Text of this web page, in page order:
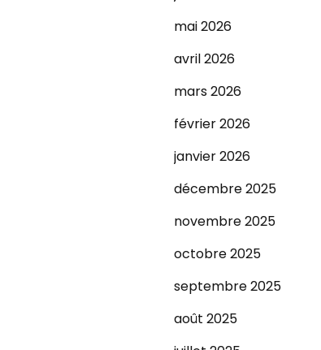
mai 2026
avril 2026
mars 2026
février 2026
janvier 2026
décembre 2025
novembre 2025
octobre 2025
septembre 2025
août 2025